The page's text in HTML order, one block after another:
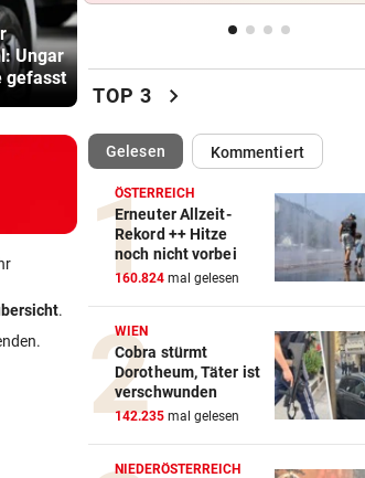
Ungar
gefasst
„Ratte“: Hat
Cannavaro einen
Bub (4)
.
TOP 3 chevron_right
Gelesen(ausgewählt)Kommentiert
ÖSTERREICH
Erneuter Allzeit-
Rekord ++ Hitze
noch nicht vorbei
160.824 mal gelesen
WIEN
Cobra stürmt
Dorotheum, Täter ist
verschwunden
142.235 mal gelesen
NIEDERÖSTERREICH